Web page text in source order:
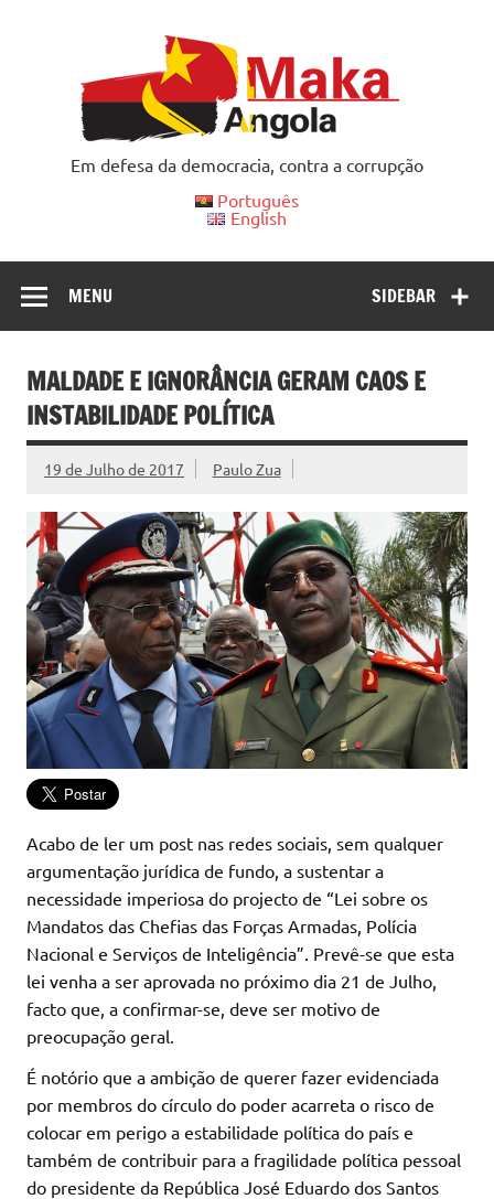
Em defesa da democracia, contra a corrupção
Português
English
SIDEBAR
MENU
MALDADE E IGNORÂNCIA GERAM CAOS E
INSTABILIDADE POLÍTICA
19 de Julho de 2017 Paulo Zua
Acabo de ler um post nas redes sociais, sem qualquer
argumentação jurídica de fundo, a sustentar a
necessidade imperiosa do projecto de “Lei sobre os
Mandatos das Chefias das Forças Armadas, Polícia
Nacional e Serviços de Inteligência”. Prevê-se que esta
lei venha a ser aprovada no próximo dia 21 de Julho,
facto que, a confirmar-se, deve ser motivo de
preocupação geral.
É notório que a ambição de querer fazer evidenciada
por membros do círculo do poder acarreta o risco de
colocar em perigo a estabilidade política do país e
também de contribuir para a fragilidade política pessoal
do presidente da República José Eduardo dos Santos